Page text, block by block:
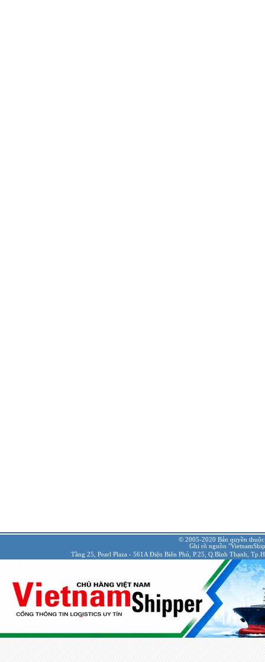
© 2005-2020 Bản quyền
Ghi rõ nguồn
Tầng 25, Pearl Plaza - 561A Điện Biên Phủ, P.25, Q.Bình Thạnh,